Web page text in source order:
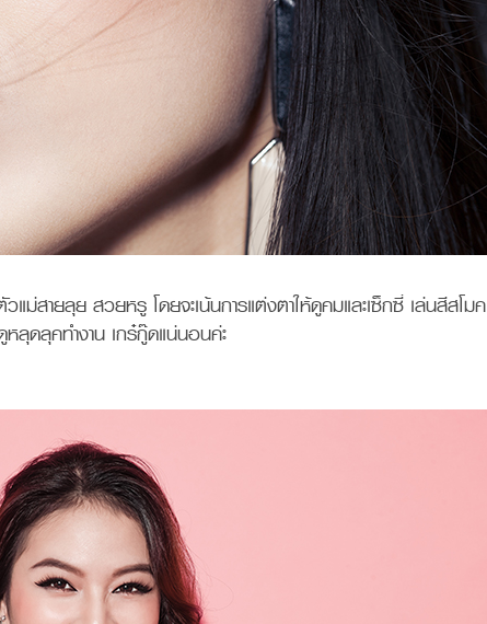
ม่สายลุย สวยหรู โดยจะเน้นการแต่งตาให้ดูคมและเซ็กซี่ เล่นสีสโมค
ลุดลุคทำงาน เกร๋กู๊ดแน่นอนค่ะ